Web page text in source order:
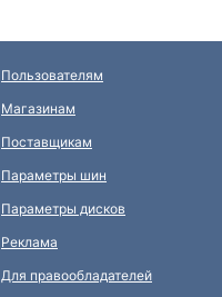
Пользователям
Магазинам
Поставщикам
Параметры шин
Параметры дисков
Реклама
Для правообладателей